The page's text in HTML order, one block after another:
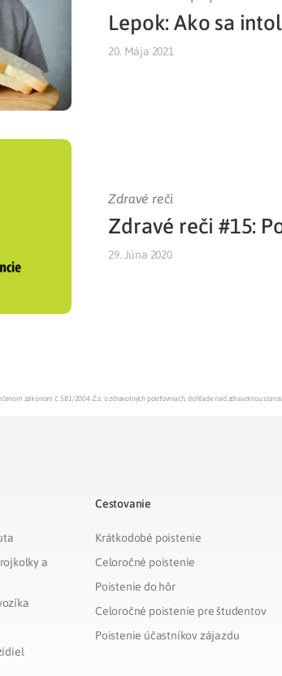
Lepok: Ako sa
20. Mája 2021
Zdravé reči
Zdravé reči #15:
29. Júna 2020
zákonom č. 581/2004 Z.z. o zdravotných poisťovniach, dohľade nad zdravotnou
a
Cestovanie
Krátkodobé poistenie
Celoročné poistenie
Poistenie do hôr
Celoročné poistenie pre študentov
Poistenie účastníkov zájazdu